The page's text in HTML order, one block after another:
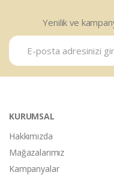
Yenilik ve
KURUMSAL
Hakkımızda
Mağazalarımız
Kampanyalar